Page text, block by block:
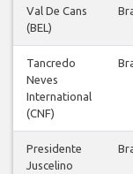
Val De Cans
(BEL)
Tancredo
Neves
International
(CNF)
Presidente
Juscelino